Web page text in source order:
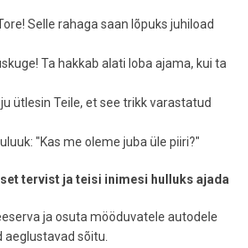
Selle rahaga saan lõpuks juhiload
Ta hakkab alati loba ajama, kui ta
ütlesin Teile, et see trikk varastatud
"Kas me oleme juba üle piiri?"
tervist ja teisi inimesi hulluks ajada
ja osuta mööduvatele autodele
sõitu.